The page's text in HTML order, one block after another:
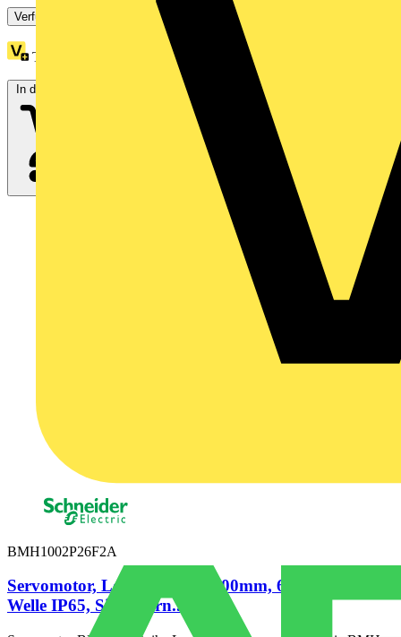
Verfügbar: 2 Händler
Treuepunkte:
In den Warenkorb
BMH1002P26F2A
Servomotor, Lexium BMH, 100mm, 6,0Nm, glatte
Welle IP65, Singelturn...